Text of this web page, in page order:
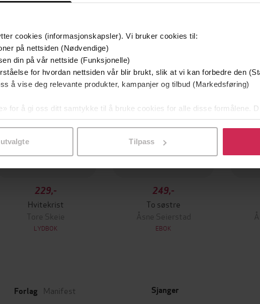
cookies (informasjonskapsler). Vi bruker cookies til:
på nettsiden (Nødvendige)
din på vår nettside (Funksjonelle)
for hvordan nettsiden vår blir brukt, slik at vi kan forbedre den
å vise deg relevante produkter, kampanjer og tilbud (Markedsføring)
for å gi oss ditt samtykke til å bruke cookies for alle disse formålene.
formål ved å klikke på «Tilpass». Du kan når som helst trekke
Tilpass
Premium
229,-
Hvitekrist
Tore Skeie
LYDBOK
Vi anbefaler
249,-
To søstre
Åsne Seierstad
EBOK
Forlag Manifest Sjanger